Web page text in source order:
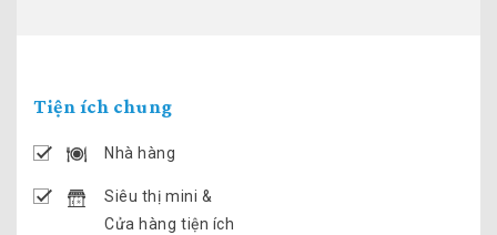
Tiện ích chung
Nhà hàng
Siêu thị mini &
Cửa hàng tiện ích